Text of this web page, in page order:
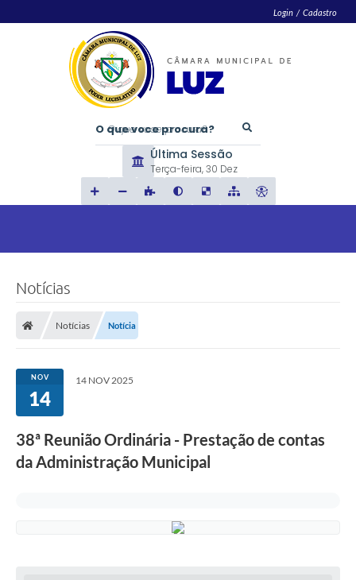
Login / Cadastro
O que voce procura?
Última Sessão
Terça-feira 30 Dez
Notícias
Notícias Notícia
NOV
14
14 NOV 2025
38ª Reunião Ordinária - Prestação de contas
da Administração Municipal